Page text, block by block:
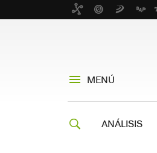
MENÚ
ANÁLISIS